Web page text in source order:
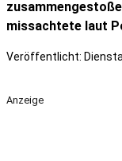
missachtete laut
Veröffentlicht:
Anzeige